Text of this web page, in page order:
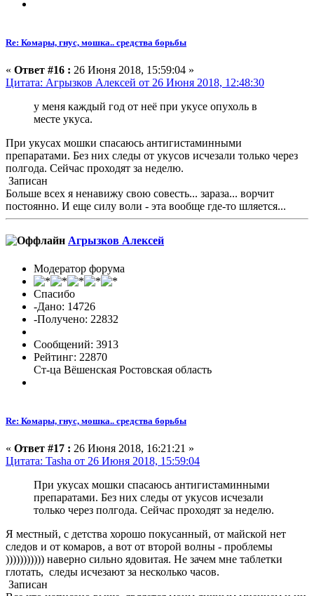
Re: Комары, гнус, мошка.. средства борьбы
« Ответ #16 : 26 Июня 2018, 15:59:04 »
Цитата: Агрызков Алексей от 26 Июня 2018, 12:48:30
у меня каждый год от неё при укусе опухоль в
месте укуса.
При укусах мошки спасаюсь антигистаминными
препаратами. Без них следы от укусов исчезали только через
полгода. Сейчас проходят за неделю.
Записан
Больше всех я ненавижу свою совесть... зараза... ворчит
постоянно. И еще силу воли - эта вообще где-то шляется...
Агрызков Алексей
Модератор форума
Спасибо
-Дано: 14726
-Получено: 22832
Сообщений: 3913
Рейтинг: 22870
Ст-ца Вёшенская Ростовская область
Re: Комары, гнус, мошка.. средства борьбы
« Ответ #17 : 26 Июня 2018, 16:21:21 »
Цитата: Tasha от 26 Июня 2018, 15:59:04
При укусах мошки спасаюсь антигистаминными
препаратами. Без них следы от укусов исчезали
только через полгода. Сейчас проходят за неделю.
Я местный, с детства хорошо покусанный, от майской нет
следов и от комаров, а вот от второй волны - проблемы
))))))))))) наверно сильно ядовитая. Не зачем мне таблетки
глотать, следы исчезают за несколько часов.
Записан